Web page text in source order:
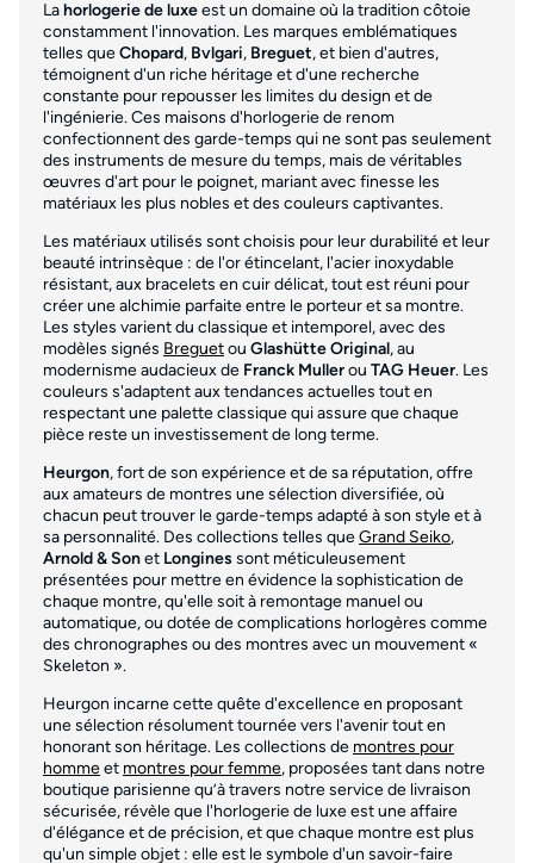
Lahorlogerie de luxeest un domaine où la tradition côtoie
constamment l'innovation. Les marques emblématiques
telles queChopard, Bvlgari, Breguet, et bien d'autres,
témoignent d'un riche héritage et d'une recherche
constante pour repousser les limites du design et de
l'ingénierie. Ces maisons d'horlogerie de renom
confectionnent des garde-temps qui ne sont pas seulement
des instruments de mesure du temps, mais de véritables
œuvres d'art pour le poignet, mariant avec finesse les
matériaux les plus nobles et des couleurs captivantes.
Les matériaux utilisés sont choisis pour leur durabilité et leur
beauté intrinsèque : de l'or étincelant, l'acier inoxydable
résistant, aux bracelets en cuir délicat, tout est réuni pour
créer une alchimie parfaite entre le porteur et sa montre.
Les styles varient du classique et intemporel, avec des
modèles signés Breguetou Glashütte Original, au
modernisme audacieux de Franck Mullerou TAG Heuer. Les
couleurs s'adaptent aux tendances actuelles tout en
respectant une palette classique qui assure que chaque
pièce reste un investissement de long terme.
Heurgon, fort de son expérience et de sa réputation, offre
aux amateurs de montres une sélection diversifiée, où
chacun peut trouver le garde-temps adapté à son style et à
sa personnalité. Des collections telles queGrand Seiko,
Arnold & Sonet Longines sont méticuleusement
présentées pour mettre en évidence la sophistication de
chaque montre, qu'elle soit à remontage manuel ou
automatique, ou dotée de complications horlogères comme
des chronographes ou des montres avec un mouvement «
Skeleton ».
Heurgon incarne cette quête d'excellence en proposant
une sélection résolument tournée vers l'avenir tout en
honorant son héritage. Les collections de montres pour
hommeet montres pour femme, proposées tant dans notre
boutique parisienne qu’à travers notre service de livraison
sécurisée, révèle que l'horlogerie de luxe est une affaire
d'élégance et de précision, et que chaque montre est plus
qu'un simple objet : elle est le symbole d'un savoir-faire